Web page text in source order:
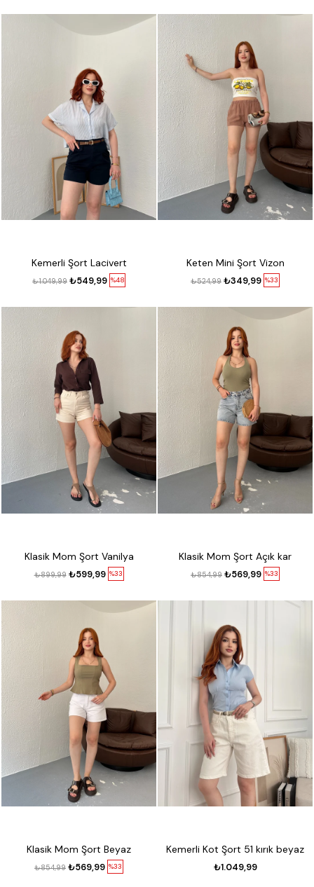
Kemerli Şort Lacivert
%48
₺549,99
₺1.049,99
Keten Mini Şort Vizon
%33
₺349,99
₺524,99
Klasik Mom Şort Vanilya
%33
₺599,99
₺899,99
Klasik Mom Şort Açık kar
%33
₺569,99
₺854,99
Klasik Mom Şort Beyaz
%33
₺569,99
₺854,99
Kemerli Kot Şort 51 kırık beyaz
₺1.049,99